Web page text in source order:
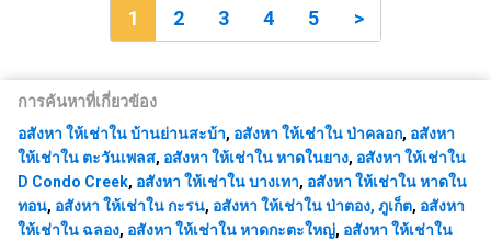
1 2 3 4 5 >
การค้นหาที่เกี่ยวข้อง
อสังหา ให้เช่าใน บ้านย่านสะบ้า, อสังหา ให้เช่าใน ป่าคลอก, อสังหา
ให้เช่าใน ตะวันเพลส, อสังหา ให้เช่าใน หาดในยาง, อสังหา ให้เช่าใน
D Condo Creek, อสังหา ให้เช่าใน บางเทา, อสังหา ให้เช่าใน หาดใน
ทอน, อสังหา ให้เช่าใน กะรน, อสังหา ให้เช่าใน ป่าตอง, ภูเก็ต, อสังหา
ให้เช่าใน ฉลอง, อสังหา ให้เช่าใน หาดกะตะใหญ่, อสังหา ให้เช่าใน